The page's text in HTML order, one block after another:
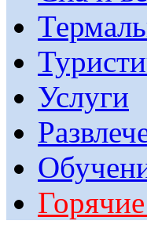
Услуги